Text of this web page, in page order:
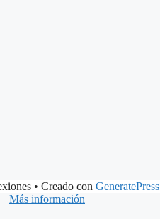
• Creado con GeneratePress
Más información